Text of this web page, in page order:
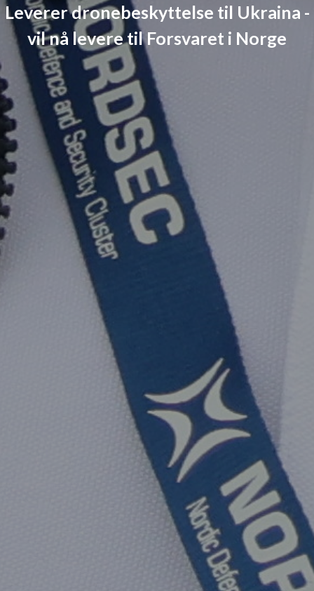
Leverer dronebeskyttelse til Ukraina -
vil nå levere til Forsvaret i Norge